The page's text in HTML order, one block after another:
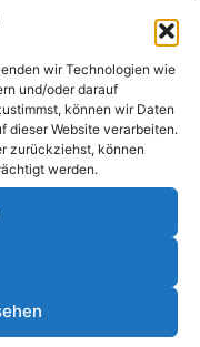
wir Technologien wie
und/oder darauf
können wir Daten
dieser Website verarbeiten.
zurückziehst, können
werden.